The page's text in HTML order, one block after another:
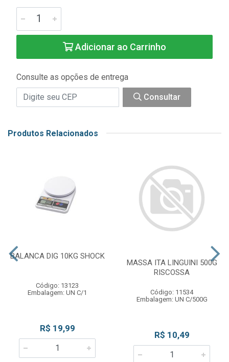
Adicionar ao Carrinho
Consulte as opções de entrega
Consultar
Produtos Relacionados
BALANCA DIG 10KG SHOCK
Código: 13123
Embalagem: UN C/1
R$ 19,99
MASSA ITA LINGUINI 500G
RISCOSSA
Código: 11534
Embalagem: UN C/500G
R$ 10,49